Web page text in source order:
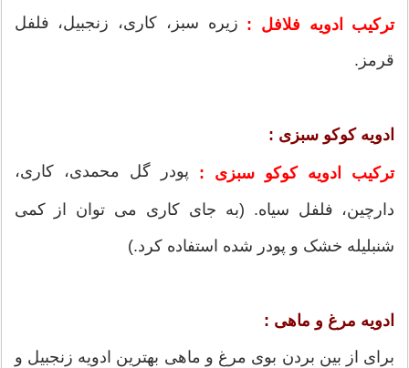
ترکیب ادویه فلافل : زیره سبز، کاری، زنجبیل، فلفل
قرمز.
ادویه کوکو سبزی :
ترکیب ادویه کوکو سبزی : پودر گل محمدی، کاری،
دارچین، فلفل سیاه. (به جای کاری می توان از کمی
شنبلیله خشک و پودر شده استفاده کرد.)
ادویه مرغ و ماهی :
برای از بین بردن بوی مرغ و ماهی بهترین ادویه زنجبیل و